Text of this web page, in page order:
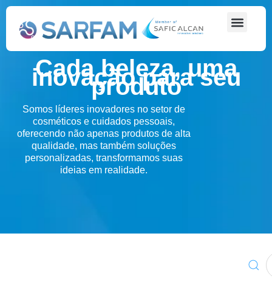
Cada beleza, uma
inovação para seu
produto
Somos líderes inovadores no setor de
cosméticos e cuidados pessoais,
oferecendo não apenas produtos de alta
qualidade, mas também soluções
personalizadas, transformamos suas
ideias em realidade.